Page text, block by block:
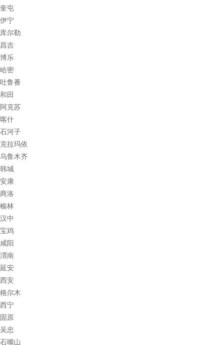
奎屯
伊宁
库尔勒
昌吉
博乐
哈密
吐鲁番
和田
阿克苏
喀什
石河子
克拉玛依
乌鲁木齐
韩城
安康
商洛
榆林
汉中
宝鸡
咸阳
渭南
延安
西安
格尔木
西宁
固原
吴忠
石嘴山